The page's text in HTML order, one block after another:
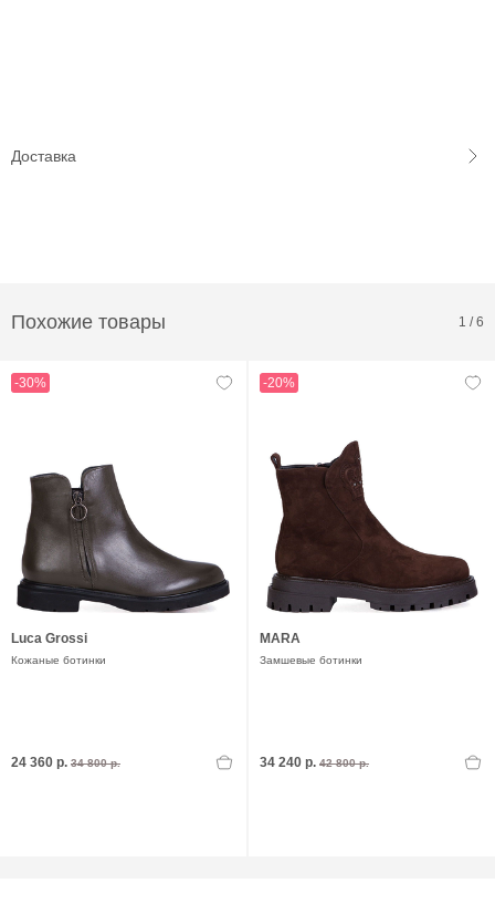
Доставка
Похожие товары 1 /6
-30%
Luca Grossi
Кожаные ботинки
24 360 р. 34 800 р.
-20%
MARA
Замшевые ботинки
34 240 р. 42 800 р.